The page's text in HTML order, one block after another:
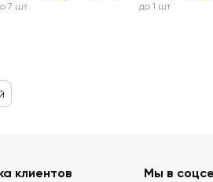
7 шт до 1 шт
клиентов Мы в